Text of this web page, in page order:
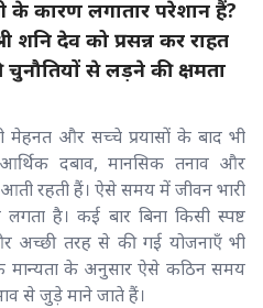
के कारण लगातार परेशान हैं?
शनि देव को प्रसन्न कर राहत
से लड़ने की क्षमता
मेहनत और सच्चे प्रयासों के बाद भी
दबाव, मानसिक तनाव और
रहती हैं। ऐसे समय में जीवन भारी
है। कई बार बिना किसी स्पष्ट
अच्छी तरह से की गई योजनाएँ भी
मान्यता के अनुसार ऐसे कठिन समय
से जुड़े माने जाते हैं।